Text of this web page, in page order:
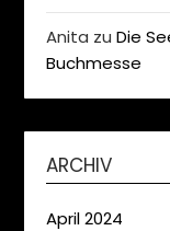
Anita zuDie
Buchmesse
ARCHIV
April 2024